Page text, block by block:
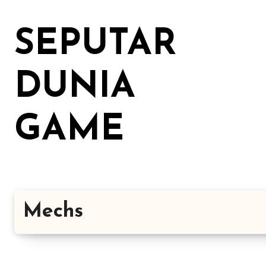
kontenSEPUTAR
DUNIA
GAME
Mechs